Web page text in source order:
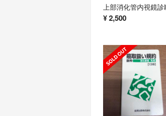
¥2,500